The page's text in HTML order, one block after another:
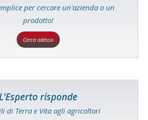
per cercare un'azienda o un
prodotto!
Cerca adesso
risponde
di Terra e Vita agli agricoltori